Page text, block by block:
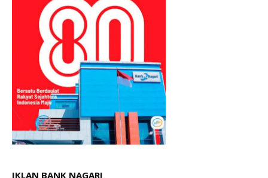
IKLAN BANK NAGARI